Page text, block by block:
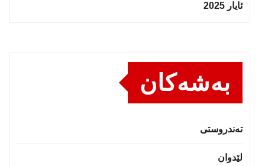
ئایار 2025
بەشەکان
تەندروستى
لێدوان